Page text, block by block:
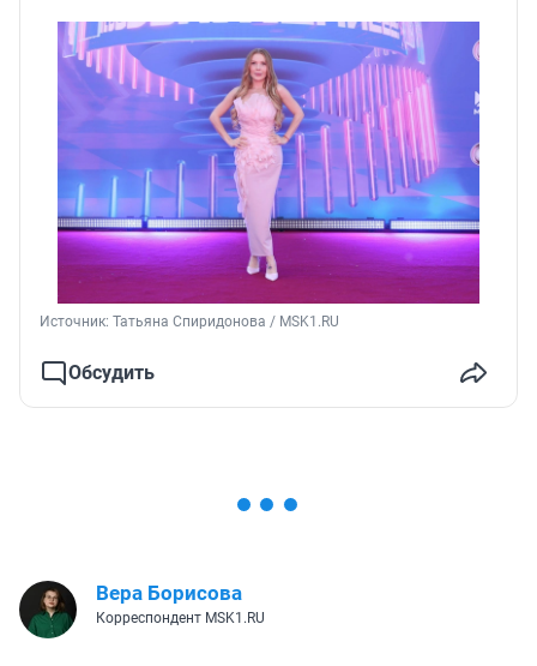
Источник: Татьяна Спиридонова / MSK1.RU
Обсудить
Вера Борисова
Корреспондент MSK1.RU